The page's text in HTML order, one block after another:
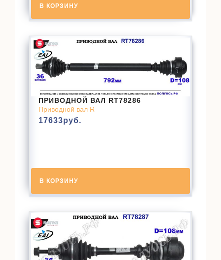
В КОРЗИНУ
ПРИВОДНОЙ ВАЛ RT78286
Приводной вал R
17633руб.
В КОРЗИНУ